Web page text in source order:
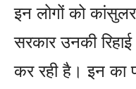
इन लोगों को
सरकार उनकी
कर रही है। इन का